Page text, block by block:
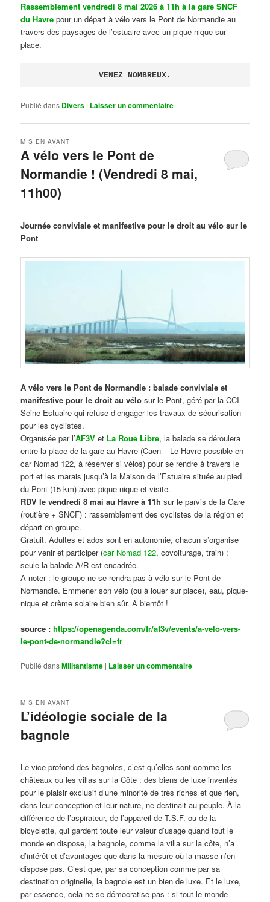
Rassemblement vendredi 8 mai 2026 à 11h à la gare SNCF
du Havre pour un départ à vélo vers le Pont de Normandie au
travers des paysages de l’estuaire avec un pique-nique sur
place.
VENEZ NOMBREUX.
Publié dans Divers | Laisser un commentaire
A vélo vers le Pont de
Normandie ! (Vendredi 8 mai,
11h00)
MIS EN AVANT
Journée conviviale et manifestive pour le droit au vélo sur le
Pont
A vélo vers le Pont de Normandie : balade conviviale et
manifestive pour le droit au vélo sur le Pont, géré par la CCI
Seine Estuaire qui refuse d’engager les travaux de sécurisation
pour les cyclistes.
Organisée par l’AF3V et La Roue Libre, la balade se déroulera
entre la place de la gare au Havre (Caen – Le Havre possible en
car Nomad 122, à réserver si vélos) pour se rendre à travers le
port et les marais jusqu’à la Maison de l’Estuaire située au pied
du Pont (15 km) avec pique-nique et visite.
RDV le vendredi 8 mai au Havre à 11h sur le parvis de la Gare
(routière + SNCF) : rassemblement des cyclistes de la région et
départ en groupe.
Gratuit. Adultes et ados sont en autonomie, chacun s’organise
pour venir et participer (car Nomad 122, covoiturage, train) :
seule la balade A/R est encadrée.
A noter : le groupe ne se rendra pas à vélo sur le Pont de
Normandie. Emmener son vélo (ou à louer sur place), eau, pique-
nique et crème solaire bien sûr. A bientôt !
source :https://openagenda.com/fr/af3v/events/a-velo-vers-
le-pont-de-normandie?cl=fr
Publié dansMilitantisme | Laisser un commentaire
L’idéologie sociale de la
bagnole
MIS EN AVANT
Le vice profond des bagnoles, c’est qu’elles sont comme les
châteaux ou les villas sur la Côte : des biens de luxe inventés
pour le plaisir exclusif d’une minorité de très riches et que rien,
dans leur conception et leur nature, ne destinait au peuple. À la
différence de l’aspirateur, de l’appareil de T.S.F. ou de la
bicyclette, qui gardent toute leur valeur d’usage quand tout le
monde en dispose, la bagnole, comme la villa sur la côte, n’a
d’intérêt et d’avantages que dans la mesure où la masse n’en
dispose pas. C’est que, par sa conception comme par sa
destination originelle, la bagnole est un bien de luxe. Et le luxe,
par essence, cela ne se démocratise pas : si tout le monde